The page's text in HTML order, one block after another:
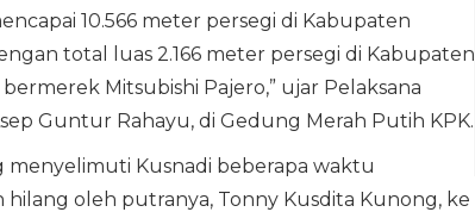
10.566 meter persegi di Kabupaten
total luas 2.166 meter persegi di Kabupaten
Mitsubishi Pajero,” ujar Pelaksana
Guntur Rahayu, di Gedung Merah Putih KPK.
menyelimuti Kusnadi beberapa waktu
hilang oleh putranya, Tonny Kusdita Kunong, ke